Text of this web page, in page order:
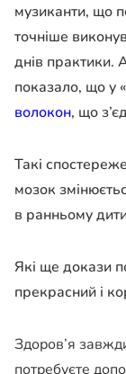
музиканти, що
точніше
днів практики.
показало, що у
волокон, що
Такі
мозок
в ранньому
Які ще докази
прекрасний і
Здоров’я
потребуєте